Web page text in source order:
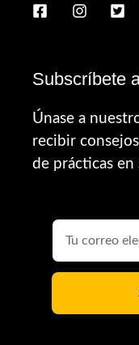
Subscríbete
Únase a
recibir
de prácticas en